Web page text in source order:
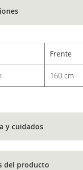
Frente
160 cm
y cuidados
del producto